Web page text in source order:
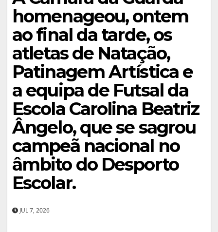
homenageou, ontem
ao final da tarde, os
atletas de Natação,
Patinagem Artística e
a equipa de Futsal da
Escola Carolina Beatriz
Ângelo, que se sagrou
campeã nacional no
âmbito do Desporto
Escolar.
JUL 7, 2026